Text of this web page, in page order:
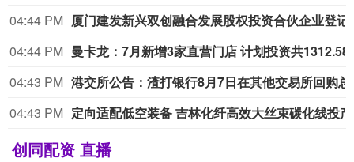
04:44 PM
04:44 PM
04:43 PM
04:43 PM
创同配资 直播